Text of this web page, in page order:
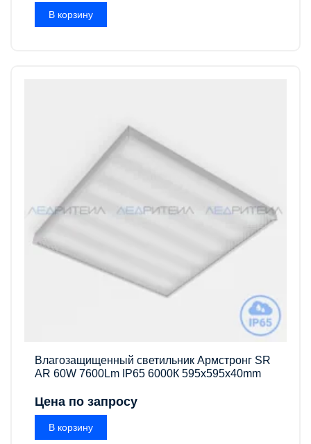
В корзину
Влагозащищенный светильник Армстронг SR
AR 60W 7600Lm IP65 6000К 595x595x40mm
Цена по запросу
В корзину